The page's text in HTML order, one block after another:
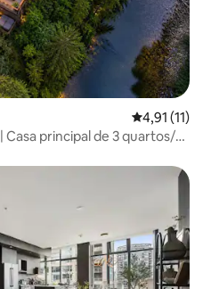
4,91 de uma
4,91 (11)
Casa principal de 3 quartos/2